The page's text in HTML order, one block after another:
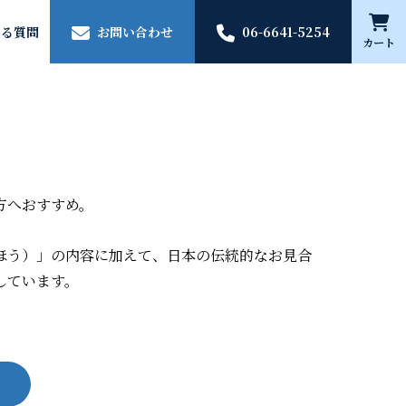
質問 お問い合わせ 06-6641-5254
カート
おすすめ。
）」の内容に加えて、日本の伝統的なお見合
います。